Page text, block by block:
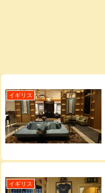
イギリス
イギリス